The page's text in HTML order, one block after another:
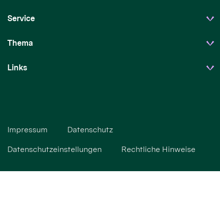
Service
Thema
Links
Impressum Datenschutz
Datenschutzeinstellungen Rechtliche Hinweise